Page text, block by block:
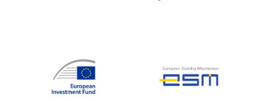
Maroš ŠEFČOVIČ
Martin Bailey